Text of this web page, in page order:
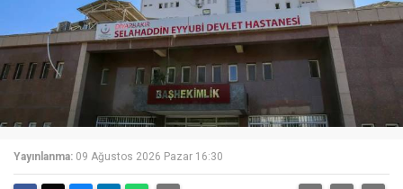
Yayınlanma: 09 Ağustos 2026 Pazar 16:30